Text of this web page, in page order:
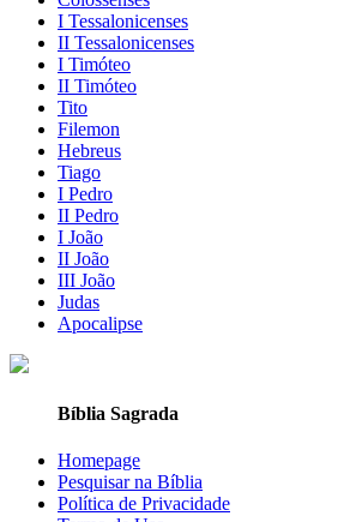
I Tessalonicenses
II Tessalonicenses
I Timóteo
II Timóteo
Tito
Filemon
Hebreus
Tiago
I Pedro
II Pedro
I João
II João
III João
Judas
Apocalipse
Bíblia Sagrada
Homepage
Pesquisar na Bíblia
Política de Privacidade